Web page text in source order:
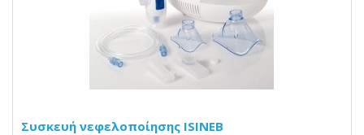
Συσκευή νεφελοποίησης ISINEB